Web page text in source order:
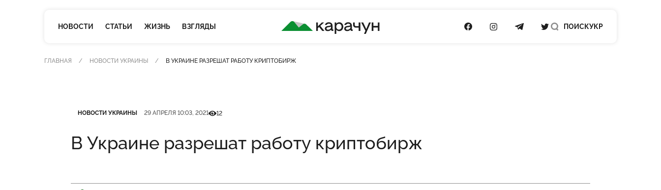
НОВОСТИ СТАТЬИ ЖИЗНЬ ВЗГЛЯДЫ
КАРАЧУН
ПОСИЛАННЯ НА FACEBOOK
ПОСИЛАННЯ НА INSTAGRAM
ПОСИЛАННЯ НА TELEGRAM
ПОСИЛАННЯ НА TWITTER
ПОИСКУКР
ГЛАВНАЯ НОВОСТИ УКРАИНЫ В УКРАИНЕ РАЗРЕШАТ РАБОТУ КРИПТОБИРЖ
НОВОСТИ УКРАИНЫ 29 АПРЕЛЯ 10:03, 2021Кількість переглядів
12
В Украине разрешат работу криптобирж